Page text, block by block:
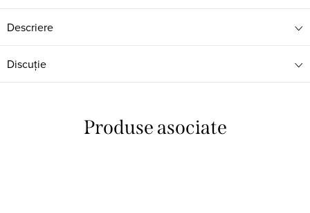
Descriere
Discuţie
Produse asociate